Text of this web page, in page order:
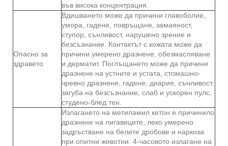
във висока концентрация.
Опасно за
здравето
Вдишването може да причини главоболие,
умора, гадене, повръщане, замаяност,
ступор, сънливост, нарушено зрение и
безсъзнание. Контактът с кожата може да
причини умерено дразнене, обезмасляване
и дерматит. Поглъщането може да причини
дразнене на устните и устата, стомашно-
чревно дразнене, гадене, диария, сънливост,
загуба на безсъзнание, слаб и ускорен пулс,
студено-блед тен.
Излагането на метиламил кетон е причинило
дразнене на лигавиците, леко умерено
задръстване на белите дробове и наркоза
при опитни животни. 4-часовото излагане на